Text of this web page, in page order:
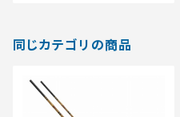
同じカテゴリの商品